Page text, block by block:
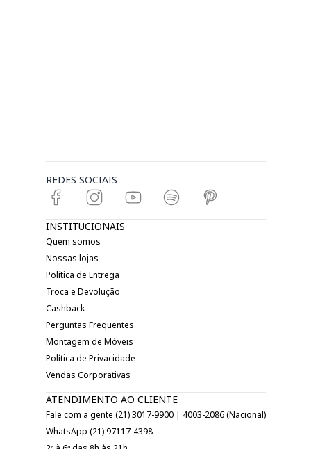
REDES SOCIAIS
INSTITUCIONAIS
Quem somos
Nossas lojas
Política de Entrega
Troca e Devolução
Cashback
Perguntas Frequentes
Montagem de Móveis
Política de Privacidade
Vendas Corporativas
ATENDIMENTO AO CLIENTE
Fale com a gente (21) 3017-9900 | 4003-2086 (Nacional)
WhatsApp (21) 97117-4398